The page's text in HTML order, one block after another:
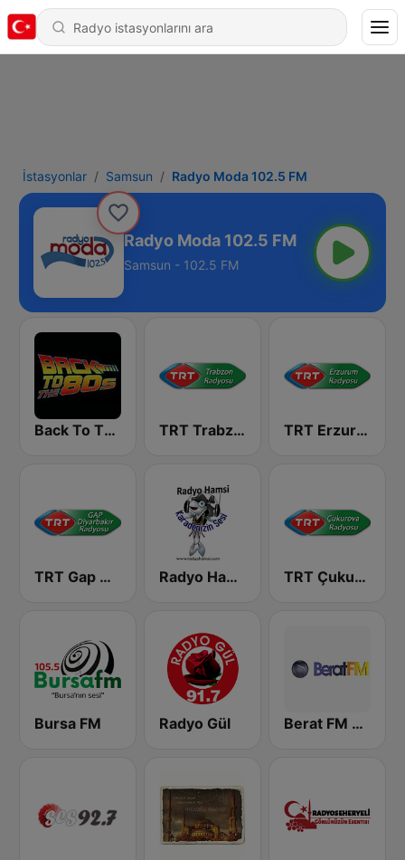
İstasyonlar Samsun Radyo Moda 102.5 FM
Radyo Moda 102.5 FM
Samsun - 102.5 FM
Back To The 80's Radio TRT Trabzon Radyosu TRT Erzurum Radyosu
TRT Gap Diyarbakir Radyosu Radyo Hamsi TRT Çukurova Radyosu
Bursa FM Radyo Gül Berat FM 87.8